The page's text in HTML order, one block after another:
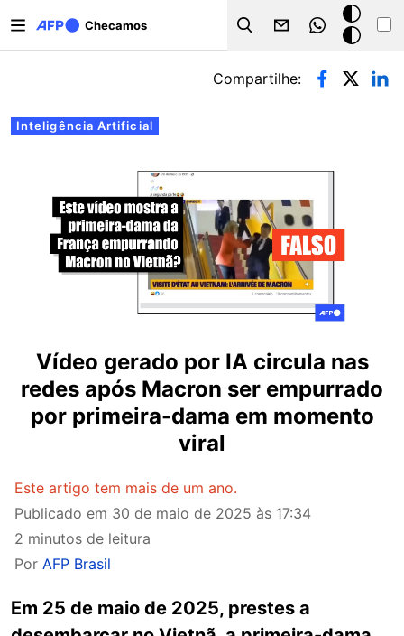
Checamos
Search
Modo
escuro
Abas primárias
Inteligência Artificial
Compartilhe:
Vídeo gerado por IA circula nas
redes após Macron ser empurrado
por primeira-dama em momento
viral
Este artigo tem mais de um ano.
Publicado em 30 de maio de 2025 às 17:34
2 minutos de leitura
Por AFP Brasil
Em 25 de maio de 2025, prestes a